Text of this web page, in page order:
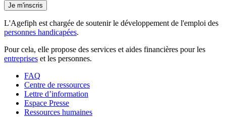
Je m'inscris
L'Agefiph est chargée de soutenir le développement de l'emploi des
personnes handicapées.
Pour cela, elle propose des services et aides financières pour les
entreprises et les personnes.
FAQ
Centre de ressources
Lettre d’information
Espace Presse
Ressources humaines